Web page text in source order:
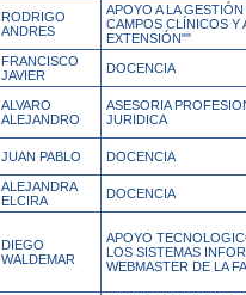
RODRIGO
ANDRES
APOYO A LA
CAMPOS CLÍNICOS Y
EXTENSIÓN""
FRANCISCO
JAVIER
DOCENCIA
ALVARO
ALEJANDRO
ASESORIA
JURIDICA
JUAN PABLO DOCENCIA
ALEJANDRA
ELCIRA
DOCENCIA
DIEGO
WALDEMAR
APOYO
LOS SISTEMAS
WEBMASTER DE LA